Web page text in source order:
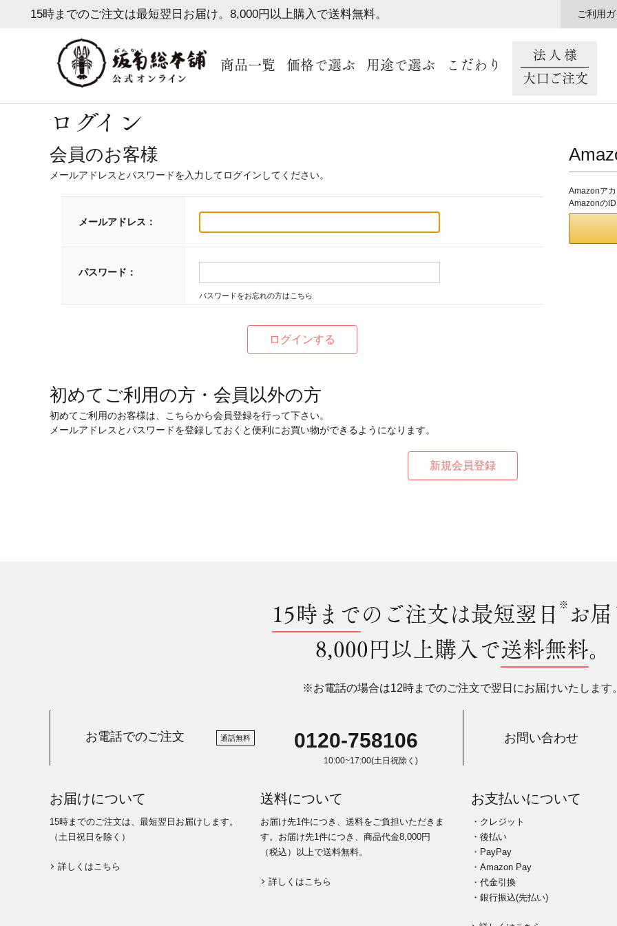
15時までのご注文は最短翌日お届け。8,000円以上購入で送料無料。 ご利用
商品一覧 価格で選ぶ 用途で選ぶ こだわり
法人様
大口ご注文
ログイン
会員のお客様
メールアドレスとパスワードを入力してログインしてください。
メールアドレス：
パスワード：
パスワードをお忘れの方はこちら
Amazonア
Amazonの
初めてご利用の方・会員以外の方
初めてご利用のお客様は、こちらから会員登録を行って下さい。
メールアドレスとパスワードを登録しておくと便利にお買い物ができるようになります。
15時までのご注文は最短翌日 ※ お
8,000円以上購入で送料無料。
※お電話の場合は12時までのご注文で翌日にお届けいたします
お電話でのご注文 通話無料 0120-758106
10:00~17:00(土日祝除く)
お問い合わせ
お届けについて
15時までのご注文は、最短翌日お届けします。
（土日祝日を除く）
詳しくはこちら
送料について
お届け先1件につき、送料をご負担いただきま
す。お届け先1件につき、商品代金8,000円
（税込）以上で送料無料。
詳しくはこちら
お支払いについて
・クレジット
・後払い
・PayPay
・Amazon Pay
・代金引換
・銀行振込(先払い)